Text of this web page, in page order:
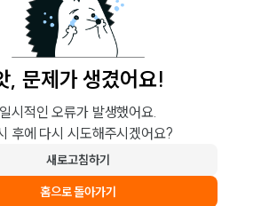
, 문제가 생겼어요!
일시적인 오류가 발생했어요.
후에 다시 시도해주시겠어요?
새로고침하기
홈으로 돌아가기